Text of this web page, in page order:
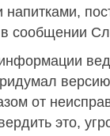
в сообщении
от
это,